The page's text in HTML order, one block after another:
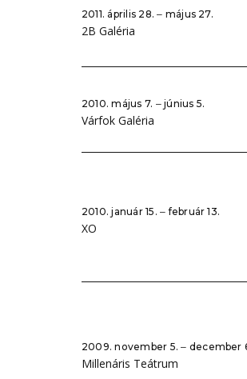
2011. április 28. ‒ május 27.
2B Galéria
2010. május 7. ‒ június 5.
Várfok Galéria
2010. január 15. ‒ február 13.
XO
2009. november 5. ‒ december
Millenáris Teátrum